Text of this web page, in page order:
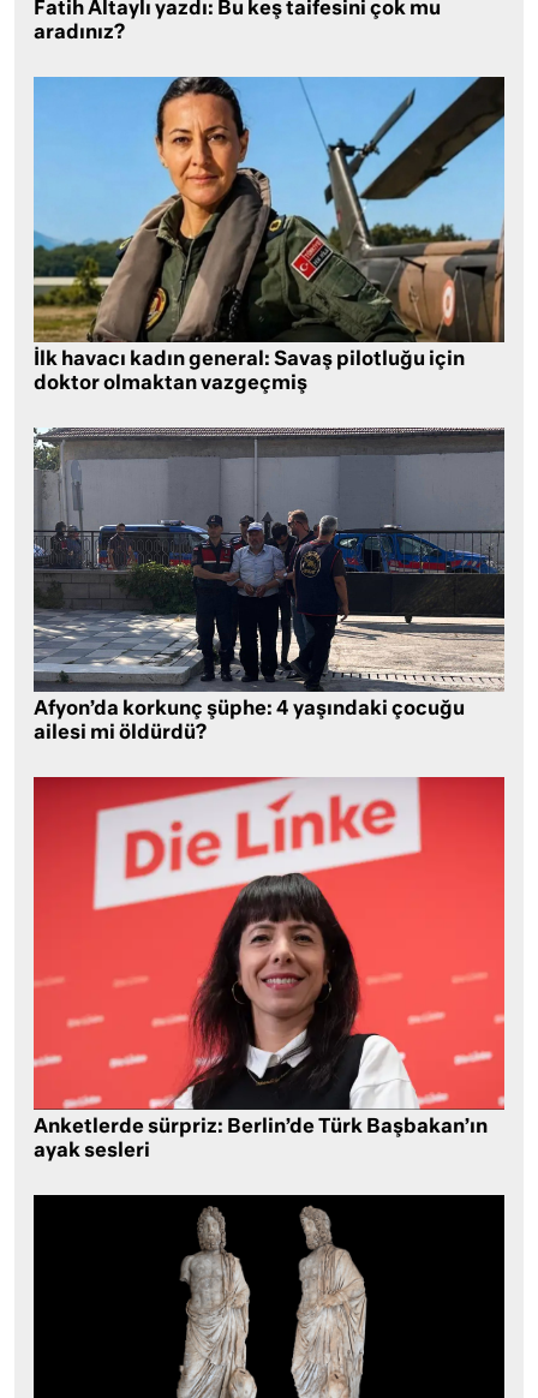
Fatih Altaylı yazdı: Bu keş taifesini çok mu
aradınız?
İlk havacı kadın general: Savaş pilotluğu için
doktor olmaktan vazgeçmiş
Afyon’da korkunç şüphe: 4 yaşındaki çocuğu
ailesi mi öldürdü?
Anketlerde sürpriz: Berlin’de Türk Başbakan’ın
ayak sesleri